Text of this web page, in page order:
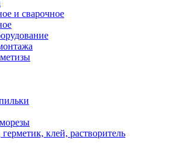
и сварочное
клей, растворитель